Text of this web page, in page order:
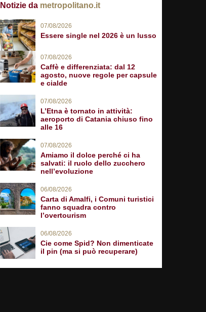
Notizie da metropolitano.it
07/08/2026
Essere single nel 2026 è un lusso
07/08/2026
Caffè e differenziata: dal 12
agosto, nuove regole per capsule
e cialde
07/08/2026
L’Etna è tornato in attività:
aeroporto di Catania chiuso fino
alle 16
07/08/2026
Amiamo il dolce perché ci ha
salvati: il ruolo dello zucchero
nell’evoluzione
06/08/2026
Carta di Amalfi, i Comuni turistici
fanno squadra contro
l’overtourism
06/08/2026
Cie come Spid? Non dimenticate
il pin (ma si può recuperare)